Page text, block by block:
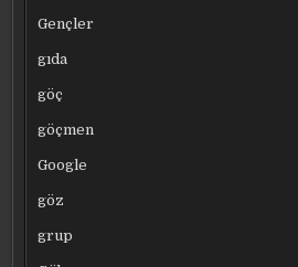
Gençler
gıda
göç
göçmen
Google
göz
grup